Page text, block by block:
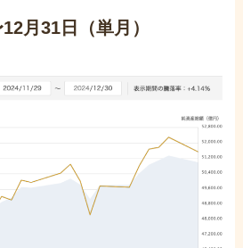
月31日（単月）